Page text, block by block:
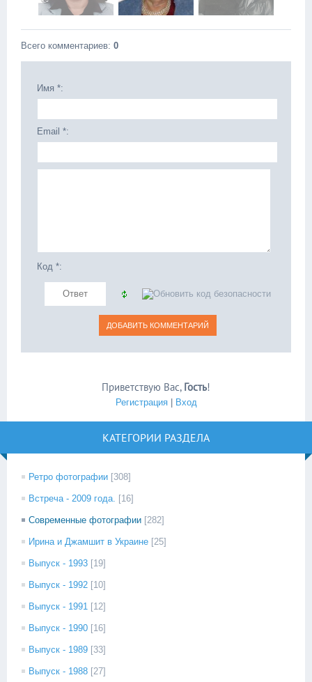
Всего комментариев: 0
Имя *:
Email *:
Код *:
Приветствую Вас, Гость!
Регистрация| Вход
КАТЕГОРИИ РАЗДЕЛА
Ретро фотографии [308]
Встреча - 2009 года. [16]
Современные фотографии [282]
Ирина и Джамшит в Украине [25]
Выпуск - 1993 [19]
Выпуск - 1992 [10]
Выпуск - 1991 [12]
Выпуск - 1990 [16]
Выпуск - 1989 [33]
Выпуск - 1988 [27]